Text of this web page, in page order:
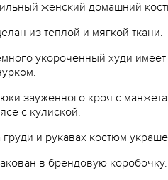
женский домашний
из теплой и мягкой ткани.
укороченный худи
зауженного кроя с
с кулиской.
груди и рукавах костюм
в брендовую коробочку.